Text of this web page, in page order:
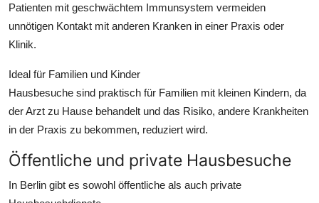
Patienten mit geschwächtem Immunsystem vermeiden
unnötigen Kontakt mit anderen Kranken in einer Praxis oder
Klinik.
Ideal für Familien und Kinder
Hausbesuche sind praktisch für Familien mit kleinen Kindern, da
der Arzt zu Hause behandelt und das Risiko, andere Krankheiten
in der Praxis zu bekommen, reduziert wird.
Öffentliche und private Hausbesuche
In Berlin gibt es sowohl öffentliche als auch private